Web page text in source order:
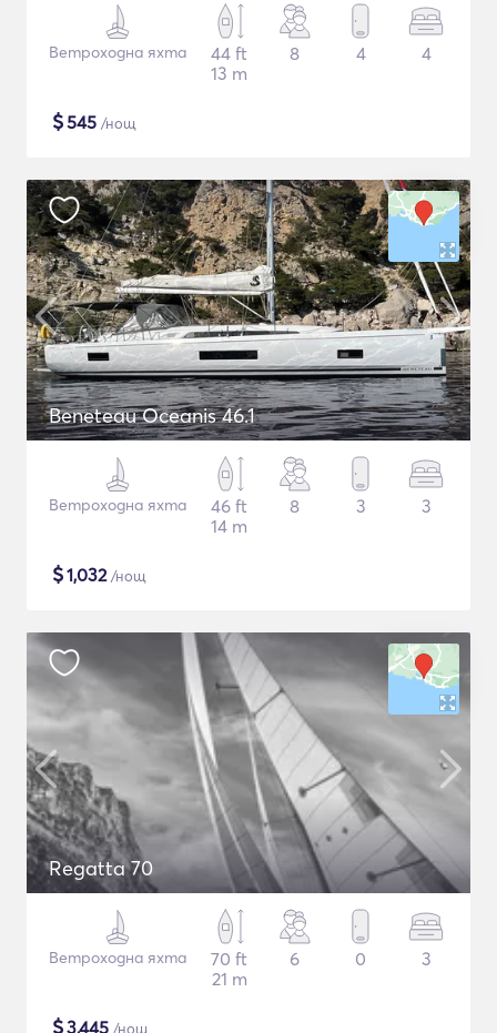
Ветроходна яхта
44 ft
13 m
8 4 4
$545 /нощ
Beneteau Oceanis 46.1
Ветроходна яхта
46 ft
14 m
8 3 3
$1,032/нощ
Regatta 70
Ветроходна яхта
70 ft
21 m
6 0 3
$3,445 /нощ